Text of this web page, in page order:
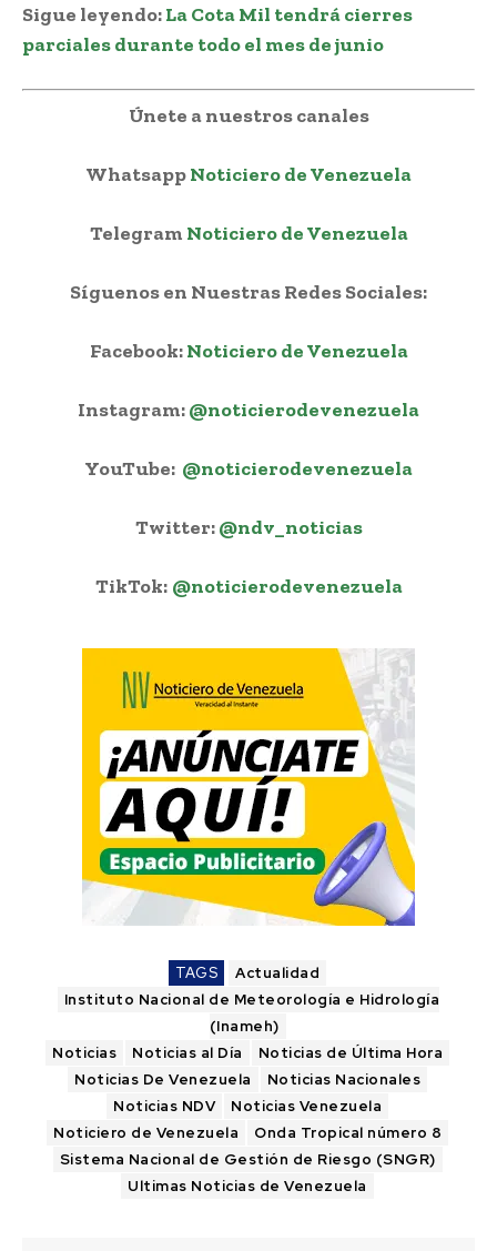
Sigue leyendo:La Cota Mil tendrá cierres
parciales durante todo el mes de junio
Únete a nuestros canales
WhatsappNoticiero de Venezuela
Telegram Noticiero de Venezuela
Síguenos en Nuestras Redes Sociales:
Facebook:Noticiero de Venezuela
Instagram:@noticierodevenezuela
YouTube: @noticierodevenezuela
Twitter:@ndv_noticias
TikTok: @noticierodevenezuela
TAGS
Actualidad
Instituto Nacional de Meteorología e Hidrología
(Inameh)
Noticias
Noticias al Día
Noticias de Última Hora
Noticias De Venezuela
Noticias Nacionales
Noticias NDV
Noticias Venezuela
Noticiero de Venezuela
Onda Tropical número 8
Sistema Nacional de Gestión de Riesgo (SNGR)
Ultimas Noticias de Venezuela